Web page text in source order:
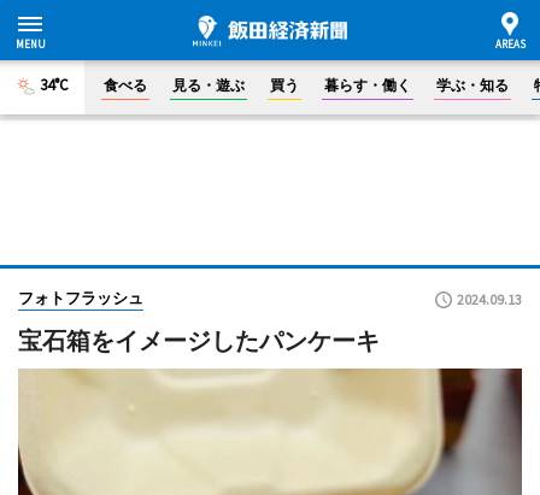
34°C 食べる 見る・遊ぶ 買う 暮らす・働く 学ぶ・知る
フォトフラッシュ 2024.09.13
宝石箱をイメージしたパンケーキ